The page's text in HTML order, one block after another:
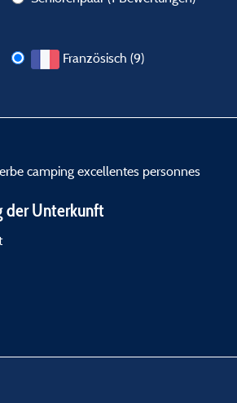
Französisch (9)
camping excellentes personnes
der Unterkunft